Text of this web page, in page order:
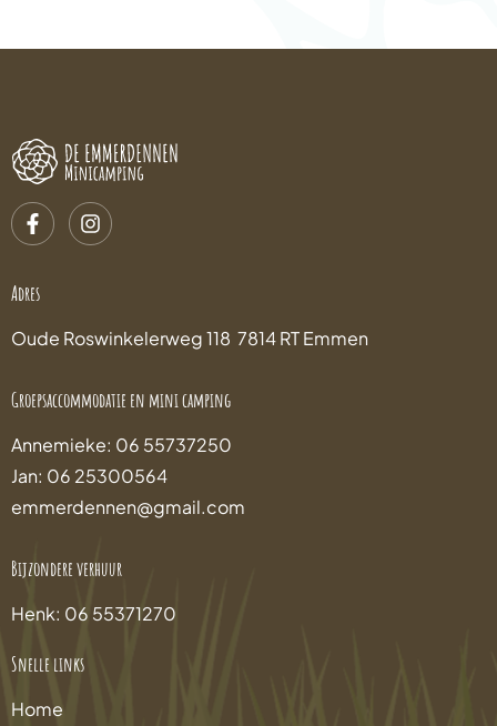
Adres
Oude Roswinkelerweg 118 7814 RT Emmen
Groepsaccommodatie en mini camping
Annemieke: 06 55737250
Jan: 06 25300564
emmerdennen@gmail.com
Bijzondere verhuur
Henk: 06 55371270
Snelle links
Home